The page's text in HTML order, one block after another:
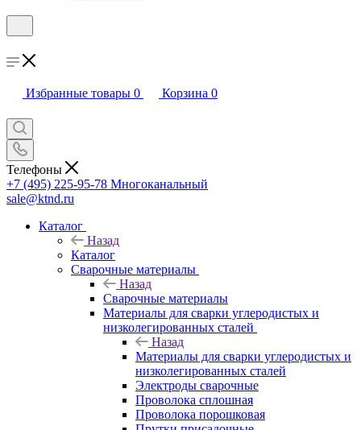
Избранные товары 0 Корзина 0
Телефоны
+7 (495) 225-95-78 Многоканальный
sale@ktnd.ru
Каталог
Назад
Каталог
Сварочные материалы
Назад
Сварочные материалы
Материалы для сварки углеродистых и
низколегированных сталей
Назад
Материалы для сварки углеродистых и
низколегированных сталей
Электроды сварочные
Проволока сплошная
Проволока порошковая